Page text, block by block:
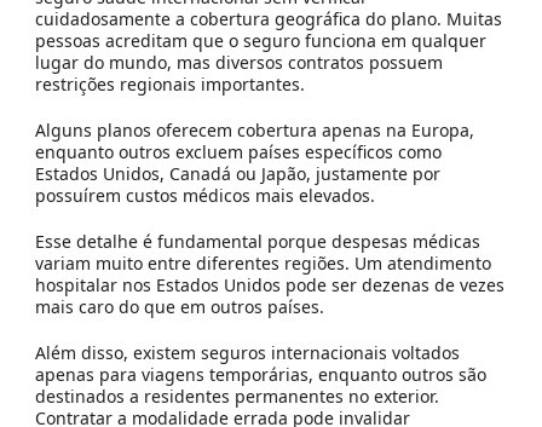
cuidadosamente a cobertura geográfica do plano. Muitas
pessoas acreditam que o seguro funciona em qualquer
lugar do mundo, mas diversos contratos possuem
restrições regionais importantes.
Alguns planos oferecem cobertura apenas na Europa,
enquanto outros excluem países específicos como
Estados Unidos, Canadá ou Japão, justamente por
possuírem custos médicos mais elevados.
Esse detalhe é fundamental porque despesas médicas
variam muito entre diferentes regiões. Um atendimento
hospitalar nos Estados Unidos pode ser dezenas de vezes
mais caro do que em outros países.
Além disso, existem seguros internacionais voltados
apenas para viagens temporárias, enquanto outros são
destinados a residentes permanentes no exterior.
Contratar a modalidade errada pode invalidar